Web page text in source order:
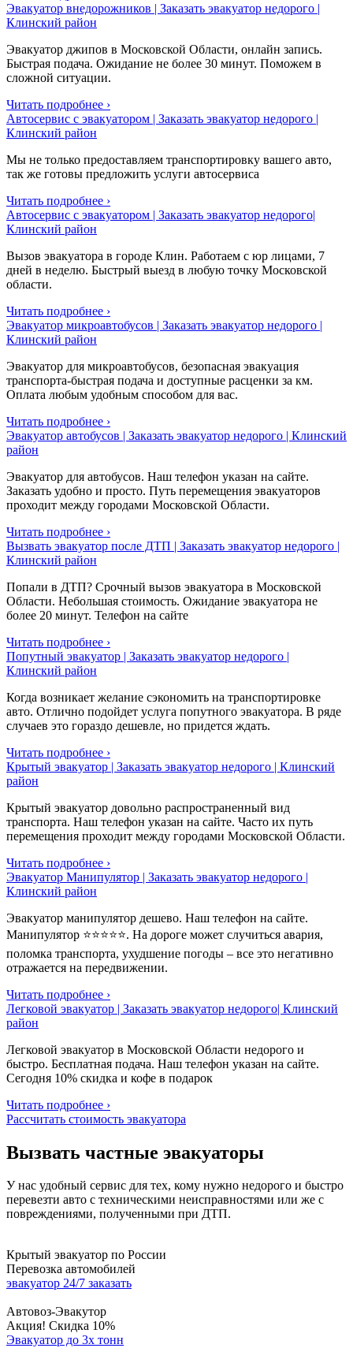
Эвакуатор внедорожников | Заказать эвакуатор недорого |
Клинский район
Эвакуатор джипов в Московской Области, онлайн запись.
Быстрая подача. Ожидание не более 30 минут. Поможем в
сложной ситуации.
Читать подробнее ›
Автосервис с эвакуатором | Заказать эвакуатор недорого |
Клинский район
Мы не только предоставляем транспортировку вашего авто,
так же готовы предложить услуги автосервиса
Читать подробнее ›
Автосервис с эвакуатором | Заказать эвакуатор недорого|
Клинский район
Вызов эвакуатора в городе Клин. Работаем с юр лицами, 7
дней в неделю. Быстрый выезд в любую точку Московской
области.
Читать подробнее ›
Эвакуатор микроавтобусов | Заказать эвакуатор недорого |
Клинский район
Эвакуатор для микроавтобусов, безопасная эвакуация
транспорта-быстрая подача и доступные расценки за км.
Оплата любым удобным способом для вас.
Читать подробнее ›
Эвакуатор автобусов | Заказать эвакуатор недорого | Клинский
район
Эвакуатор для автобусов. Наш телефон указан на сайте.
Заказать удобно и просто. Путь перемещения эвакуаторов
проходит между городами Московской Области.
Читать подробнее ›
Вызвать эвакуатор после ДТП | Заказать эвакуатор недорого |
Клинский район
Попали в ДТП? Срочный вызов эвакуатора в Московской
Области. Небольшая стоимость. Ожидание эвакуатора не
более 20 минут. Телефон на сайте
Читать подробнее ›
Попутный эвакуатор | Заказать эвакуатор недорого |
Клинский район
Когда возникает желание сэкономить на транспортировке
авто. Отлично подойдет услуга попутного эвакуатора. В ряде
случаев это гораздо дешевле, но придется ждать.
Читать подробнее ›
Крытый эвакуатор | Заказать эвакуатор недорого | Клинский
район
Крытый эвакуатор довольно распространенный вид
транспорта. Наш телефон указан на сайте. Часто их путь
перемещения проходит между городами Московской Области.
Читать подробнее ›
Эвакуатор Манипулятор | Заказать эвакуатор недорого |
Клинский район
Эвакуатор манипулятор дешево. Наш телефон на сайте.
Манипулятор ⭐⭐⭐⭐⭐. На дороге может случиться авария,
поломка транспорта, ухудшение погоды – все это негативно
отражается на передвижении.
Читать подробнее ›
Легковой эвакуатор | Заказать эвакуатор недорого| Клинский
район
Легковой эвакуатор в Московской Области недорого и
быстро. Бесплатная подача. Наш телефон указан на сайте.
Сегодня 10% скидка и кофе в подарок
Читать подробнее ›
Рассчитать стоимость эвакуатора
Вызвать частные эвакуаторы
У нас удобный сервис для тех, кому нужно недорого и быстро
перевезти авто с техническими неисправностями или же с
повреждениями, полученными при ДТП.
Крытый эвакуатор по России
Перевозка автомобилей
эвакуатор 24/7 заказать
Автовоз-Эвакутор
Акция! Скидка 10%
Эвакуатор до 3х тонн